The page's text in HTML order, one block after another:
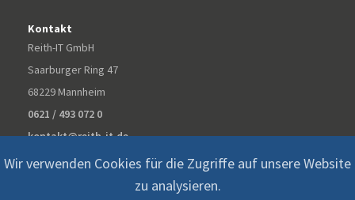
Kontakt
Reith-IT GmbH
Saarburger Ring 47
68229 Mannheim
0621 / 493 072 0
kontakt@reith-it.de
Wir verwenden Cookies für die Zugriffe auf unsere Website
zu analysieren.